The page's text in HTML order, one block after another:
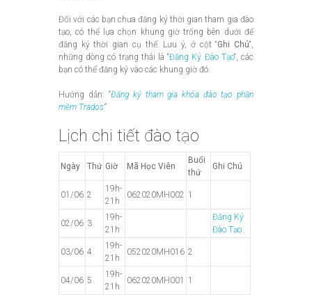
Đối với các bạn chưa đăng ký thời gian tham gia đào
tạo, có thể lựa chọn khung giờ trống bên dưới để
đăng ký thời gian cụ thể. Lưu ý, ở cột “Ghi Chú“,
những dòng có trạng thái là “Đăng Ký Đào Tạo“, các
bạn có thể đăng ký vào các khung giờ đó.
Hướng dẫn: “Đăng ký tham gia khóa đào tạo phần
mềm Trados“
Lịch chi tiết đào tạo
Ngày Thứ Giờ Mã Học Viên
Buổi
thứ
Ghi Chú
01/06 2
19h-
21h
062020MH002 1
02/06 3
19h-
21h
Đăng Ký
Đào Tạo
03/06 4
19h-
21h
052020MH016 2
04/06 5
19h-
21h
062020MH001 1